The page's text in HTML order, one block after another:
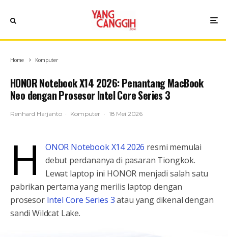
Home Komputer
HONOR Notebook X14 2026: Penantang MacBook
Neo dengan Prosesor Intel Core Series 3
Renhard Harjanto · Komputer · 18 Mei 2026
H ONOR Notebook X14 2026 resmi memulai
debut perdananya di pasaran Tiongkok.
Lewat laptop ini HONOR menjadi salah satu
pabrikan pertama yang merilis laptop dengan
prosesor Intel Core Series 3atau yang dikenal dengan
sandi Wildcat Lake.